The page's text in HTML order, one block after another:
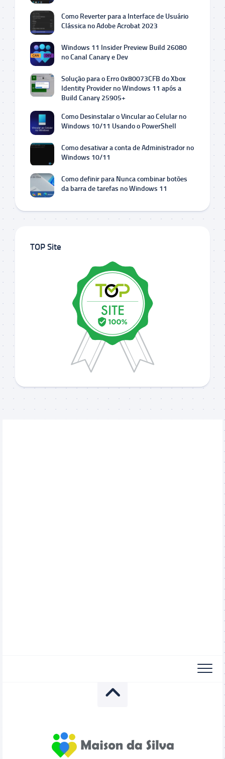
Como Reverter para a Interface de Usuário
Clássica no Adobe Acrobat 2023
Windows 11 Insider Preview Build 26080
no Canal Canary e Dev
Solução para o Erro 0x80073CFB do Xbox
Identity Provider no Windows 11 após a
Build Canary 25905+
Como Desinstalar o Vincular ao Celular no
Windows 10/11 Usando o PowerShell
Como desativar a conta de Administrador no
Windows 10/11
Como definir para Nunca combinar botões
da barra de tarefas no Windows 11
TOP Site